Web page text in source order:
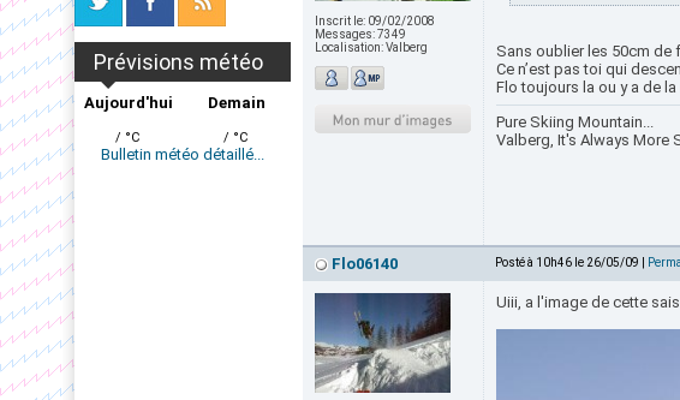
Prévisions météo
Aujourd'hui
/ °C
Demain
/ °C
Bulletin météo détaillé...
Inscrit le: 09/02/2008
Messages:7349
Localisation:Valberg
Sans oublier les 50cm de
Ce n’est pas toi qui
Flo toujours la ou y a de la
Pure Skiing Mountain...
Valberg, It's Always More
Flo06140 Posté à 10h46 le 26/05/09 |
Uiii, a l'image de cette